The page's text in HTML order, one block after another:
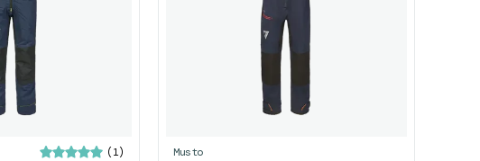
(1) Musto